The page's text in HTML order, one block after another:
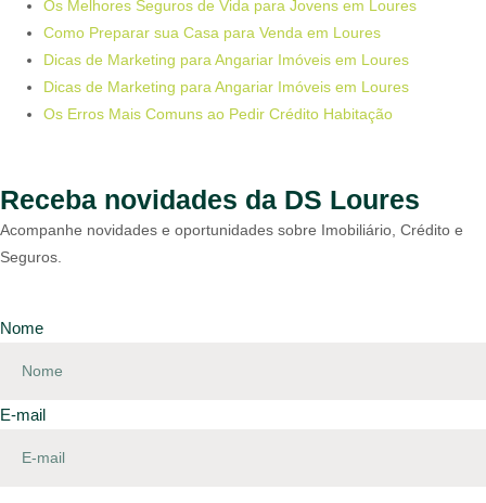
Os Melhores Seguros de Vida para Jovens em Loures
Como Preparar sua Casa para Venda em Loures
Dicas de Marketing para Angariar Imóveis em Loures
Dicas de Marketing para Angariar Imóveis em Loures
Os Erros Mais Comuns ao Pedir Crédito Habitação
Receba novidades da DS Loures
Acompanhe novidades e oportunidades sobre Imobiliário, Crédito e
Seguros.
Nome
E-mail